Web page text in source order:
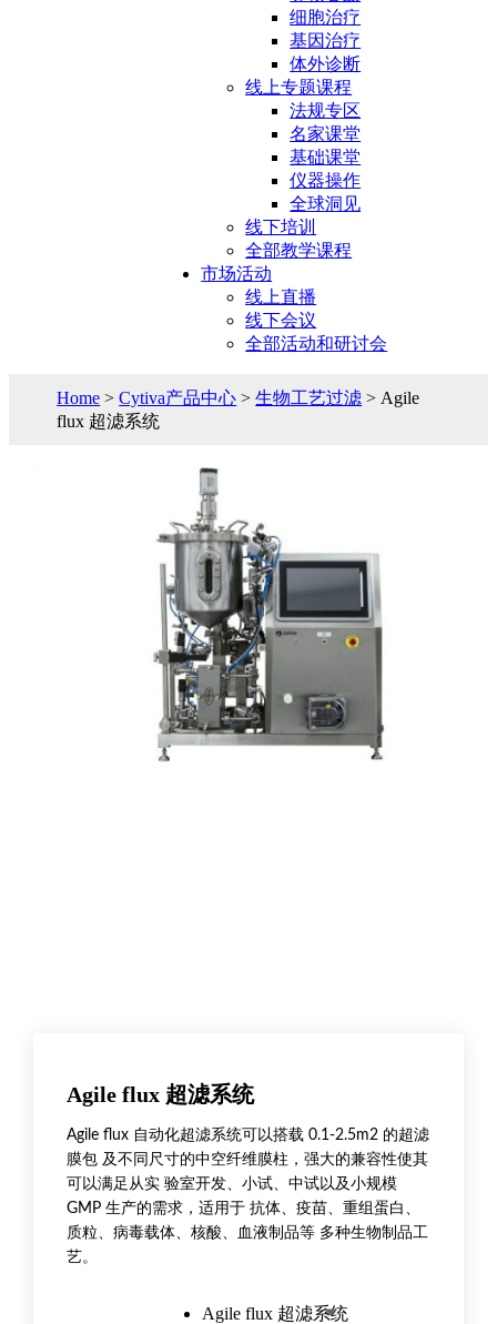
细胞治疗
基因治疗
体外诊断
线上专题课程
法规专区
名家课堂
基础课堂
仪器操作
全球洞见
线下培训
全部教学课程
市场活动
线上直播
线下会议
全部活动和研讨会
Home >Cytiva产品中心 >生物工艺过滤 > Agile
flux 超滤系统
Agile flux 超滤系统
Agile flux 自动化超滤系统可以搭载 0.1-2.5m2 的超滤
膜包 及不同尺寸的中空纤维膜柱，强大的兼容性使其
可以满足从实 验室开发、小试、中试以及小规模
GMP 生产的需求，适用于 抗体、疫苗、重组蛋白、
质粒、病毒载体、核酸、血液制品等 多种生物制品工
艺。
Agile flux 超滤系统